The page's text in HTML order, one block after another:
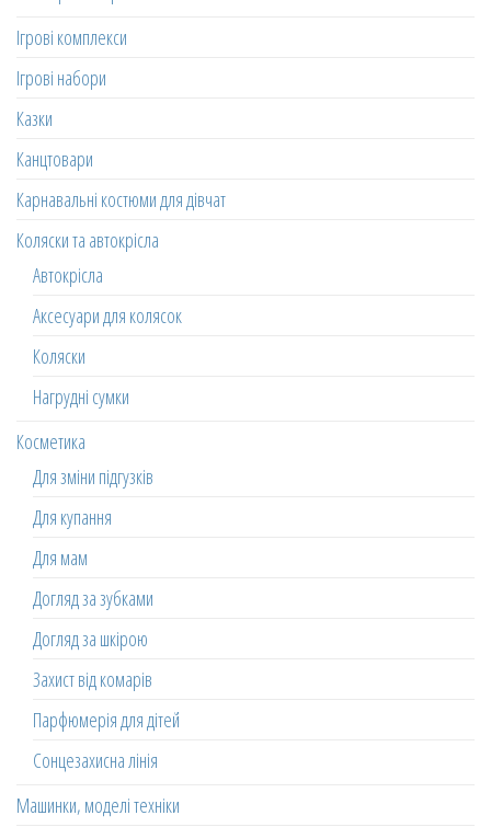
Ігрові комплекси
Ігрові набори
Казки
Канцтовари
Карнавальні костюми для дівчат
Коляски та автокрісла
Автокрісла
Аксесуари для колясок
Коляски
Нагрудні сумки
Косметика
Для зміни підгузків
Для купання
Для мам
Догляд за зубками
Догляд за шкірою
Захист від комарів
Парфюмерія для дітей
Сонцезахисна лінія
Машинки, моделі техніки